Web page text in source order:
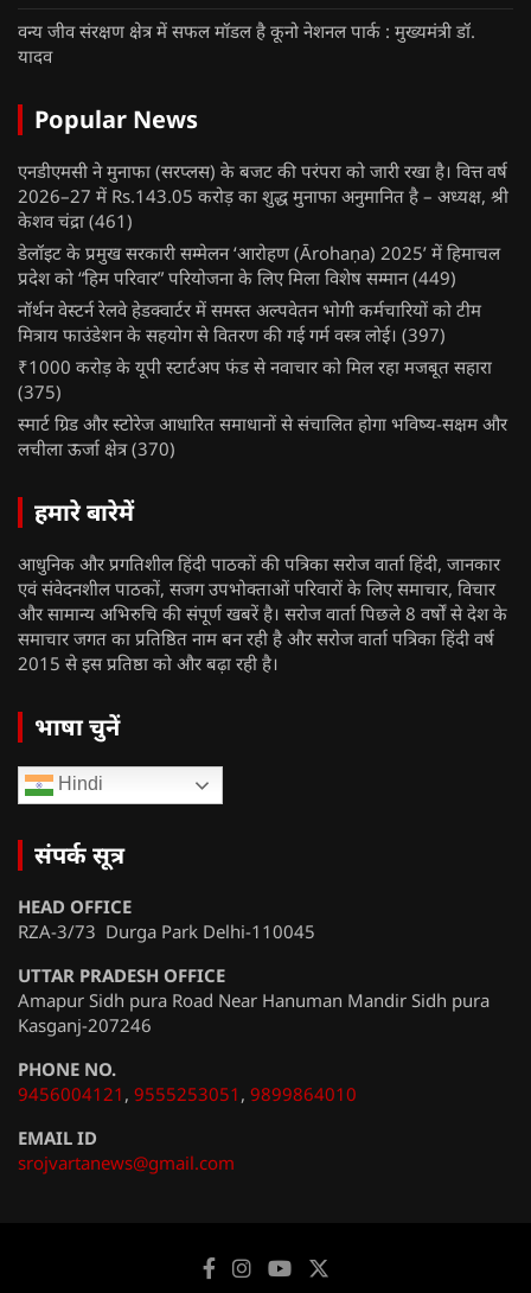
वन्य जीव संरक्षण क्षेत्र में सफल मॉडल है कूनो नेशनल पार्क : मुख्यमंत्री डॉ.
यादव
Popular News
एनडीएमसी ने मुनाफा (सरप्लस) के बजट की परंपरा को जारी रखा है। वित्त वर्ष
2026–27 में Rs.143.05 करोड़ का शुद्ध मुनाफा अनुमानित है – अध्यक्ष, श्री
केशव चंद्रा (461)
डेलॉइट के प्रमुख सरकारी सम्मेलन ‘आरोहण (Ārohaṇa) 2025’ में हिमाचल
प्रदेश को “हिम परिवार” परियोजना के लिए मिला विशेष सम्मान (449)
नॉर्थन वेस्टर्न रेलवे हेडक्वार्टर में समस्त अल्पवेतन भोगी कर्मचारियों को टीम
मित्राय फाउंडेशन के सहयोग से वितरण की गई गर्म वस्त्र लोई। (397)
₹1000 करोड़ के यूपी स्टार्टअप फंड से नवाचार को मिल रहा मजबूत सहारा
(375)
स्मार्ट ग्रिड और स्टोरेज आधारित समाधानों से संचालित होगा भविष्य-सक्षम और
लचीला ऊर्जा क्षेत्र (370)
हमारे बारेमें
आधुनिक और प्रगतिशील हिंदी पाठकों की पत्रिका सरोज वार्ता हिंदी, जानकार
एवं संवेदनशील पाठकों, सजग उपभोक्ताओं परिवारों के लिए समाचार, विचार
और सामान्य अभिरुचि की संपूर्ण खबरें है। सरोज वार्ता पिछले 8 वर्षों से देश के
समाचार जगत का प्रतिष्ठित नाम बन रही है और सरोज वार्ता पत्रिका हिंदी वर्ष
2015 से इस प्रतिष्ठा को और बढ़ा रही है।
भाषा चुनें
Hindi
संपर्क सूत्र
HEAD OFFICE
RZA-3/73 Durga Park Delhi-110045
UTTAR PRADESH OFFICE
Amapur Sidh pura Road Near Hanuman Mandir Sidh pura
Kasganj-207246
PHONE NO.
9456004121 , 9555253051 , 9899864010
EMAIL ID
srojvartanews@gmail.com